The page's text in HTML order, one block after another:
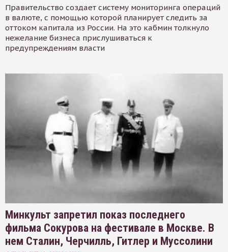
Правительство создает систему мониторинга операций
в валюте, с помощью которой планирует следить за
оттоком капитала из России. На это кабмин толкнуло
нежелание бизнеса прислушиваться к
предупреждениям власти
Минкульт запретил показ последнего
фильма Сокурова на фестивале в Москве. В
нем Сталин, Черчилль, Гитлер и Муссолини